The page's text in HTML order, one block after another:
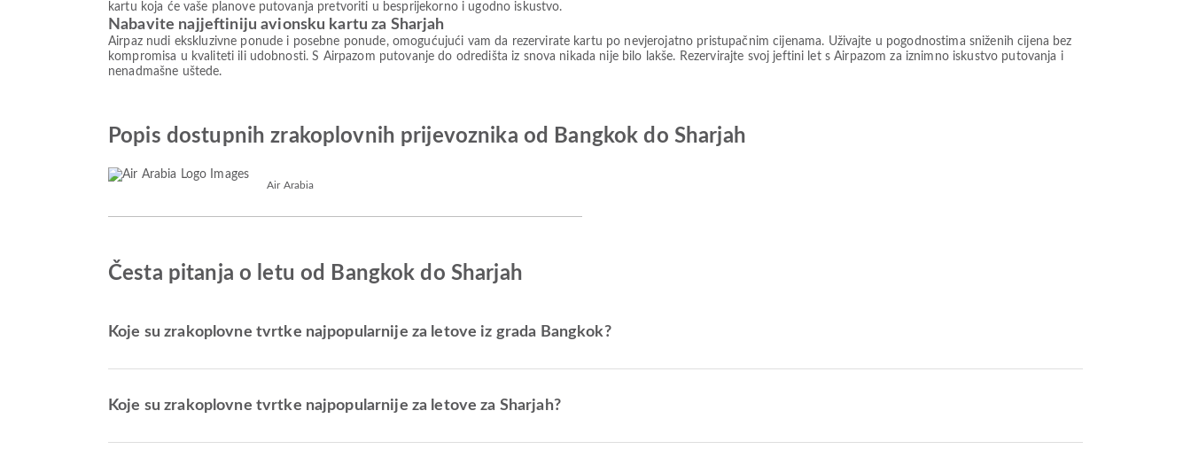
kartu koja će vaše planove putovanja pretvoriti u besprijekorno i ugodno iskustvo.
Nabavite najjeftiniju avionsku kartu za Sharjah
Airpaz nudi ekskluzivne ponude i posebne ponude, omogućujući vam da rezervirate kartu po nevjerojatno pristupačnim cijenama. Uživajte u pogodnostima sniženih cijena bez
kompromisa u kvaliteti ili udobnosti. S Airpazom putovanje do odredišta iz snova nikada nije bilo lakše. Rezervirajte svoj jeftini let s Airpazom za iznimno iskustvo putovanja i
nenadmašne uštede.
Popis dostupnih zrakoplovnih prijevoznika od Bangkok do Sharjah
Air Arabia
Česta pitanja o letu od Bangkok do Sharjah
Koje su zrakoplovne tvrtke najpopularnije za letove iz grada Bangkok?
Koje su zrakoplovne tvrtke najpopularnije za letove za Sharjah?